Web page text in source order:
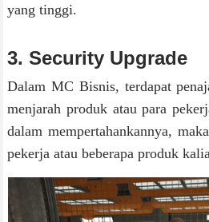
yang tinggi.
3. Security Upgrade
Dalam MC Bisnis, terdapat
menjarah produk atau para
dalam mempertahankannya,
pekerja atau beberapa produk